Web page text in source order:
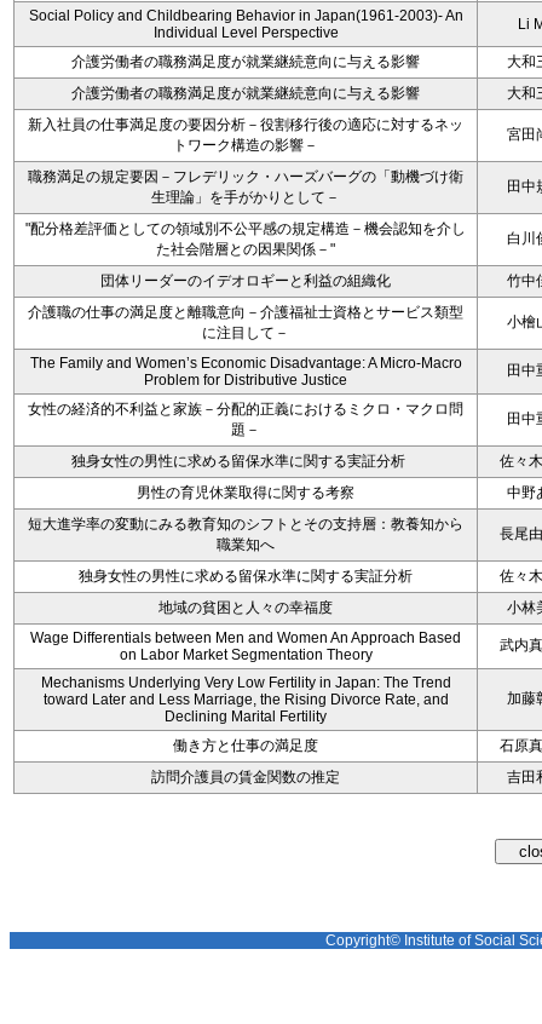
Social Policy and Childbearing Behavior in Japan(1961-2003)- An
Individual Level Perspective
Li
介護労働者の職務満足度が就業継続意向に与える影響
大和
介護労働者の職務満足度が就業継続意向に与える影響
大和
新入社員の仕事満足度の要因分析－役割移行後の適応に対するネッ
トワーク構造の影響－
宮田
職務満足の規定要因－フレデリック・ハーズバーグの「動機づけ衛
生理論」を手がかりとして－
田中
"配分格差評価としての領域別不公平感の規定構造－機会認知を介し
た社会階層との因果関係－"
白川
団体リーダーのイデオロギーと利益の組織化
竹中
介護職の仕事の満足度と離職意向－介護福祉士資格とサービス類型
に注目して－
小檜
The Family and Women’s Economic Disadvantage: A Micro-Macro
Problem for Distributive Justice
田中
女性の経済的不利益と家族－分配的正義におけるミクロ・マクロ問
題－
田中
独身女性の男性に求める留保水準に関する実証分析
佐々
男性の育児休業取得に関する考察
中野
短大進学率の変動にみる教育知のシフトとその支持層：教養知から
職業知へ
長尾
独身女性の男性に求める留保水準に関する実証分析
佐々
地域の貧困と人々の幸福度
小林
Wage Differentials between Men and Women An Approach Based
on Labor Market Segmentation Theory
武内
Mechanisms Underlying Very Low Fertility in Japan: The Trend
toward Later and Less Marriage, the Rising Divorce Rate, and
Declining Marital Fertility
加藤
働き方と仕事の満足度
石原
訪問介護員の賃金関数の推定
吉田
Copyright© Institute of Social